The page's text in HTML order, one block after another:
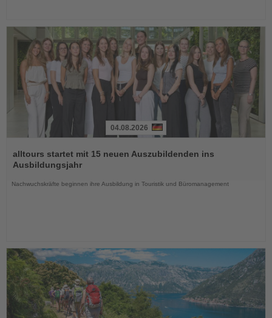
Sie
die
04.08.2026
alltours startet mit 15 neuen Auszubildenden ins
Ausbildungsjahr
Nachwuchskräfte beginnen ihre Ausbildung in Touristik und Büromanagement